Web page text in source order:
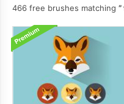
466 free brushes matching